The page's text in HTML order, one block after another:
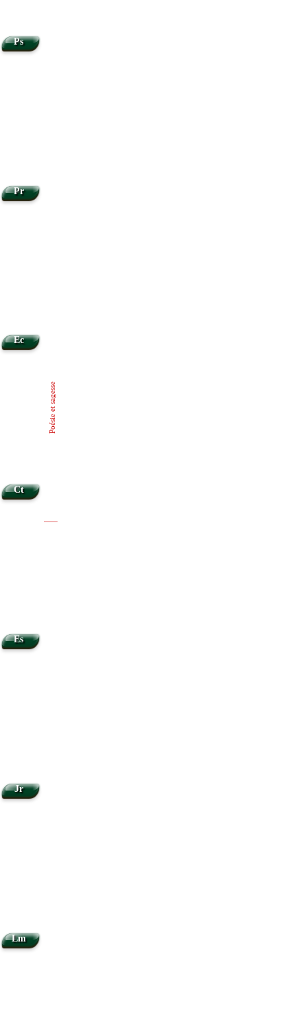
Ps
Pr
Ec
Ct
Es
Jr
Lm
Poésie et sagesse